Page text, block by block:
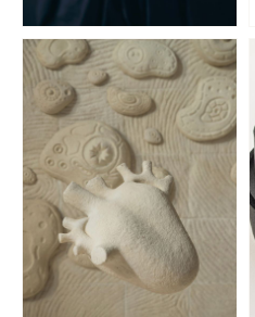
Plata Lappas
CUBIERTOS